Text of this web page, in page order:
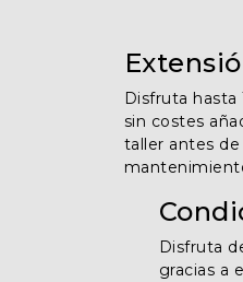
Disfruta
sin costes
taller antes
Disfruta
gracias a